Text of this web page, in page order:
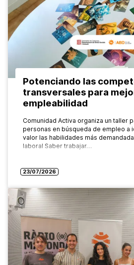
Potenciando las
transversales para
empleabilidad
Comunidad Activa organiza un taller
personas en búsqueda de empleo a
valor las habilidades más
laboral Saber trabajar…
23/07/2026